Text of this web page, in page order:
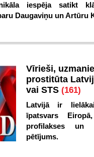
iespēja satikt
Daugaviņu un Artūru
Vīrieši,
prostitūta
vai STS (161)
Latvijā ir
īpatsvars
profilakses un
pētījums.